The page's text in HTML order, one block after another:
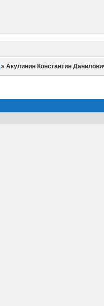
»Акулинин Константин